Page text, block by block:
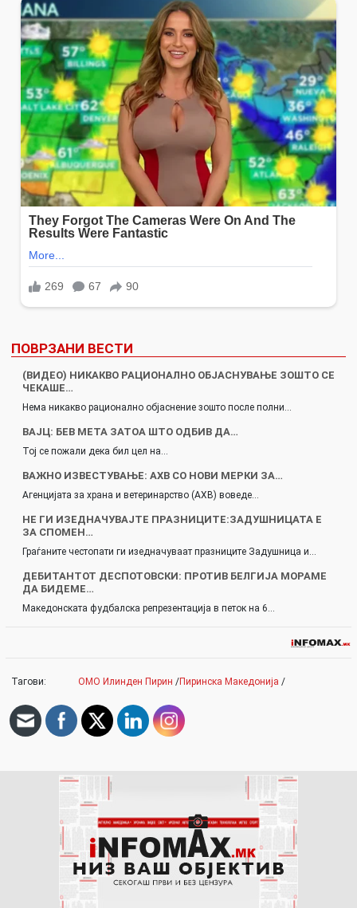
ПОВРЗАНИ ВЕСТИ
(ВИДЕО) НИКАКВО РАЦИОНАЛНО ОБЈАСНУВАЊЕ ЗОШТО СЕ
ЧЕКАШЕ…
Нема никакво рационално објаснение зошто после полни…
ВАЈЦ: БЕВ МЕТА ЗАТОА ШТО ОДБИВ ДА…
Тој се пожали дека бил цел на…
ВАЖНО ИЗВЕСТУВАЊЕ: АХВ СО НОВИ МЕРКИ ЗА…
Агенцијата за храна и ветеринарство (АХВ) воведе…
НЕ ГИ ИЗЕДНАЧУВАЈТЕ ПРАЗНИЦИТЕ:ЗАДУШНИЦАТА Е
ЗА СПОМЕН…
Граѓаните честопати ги изедначуваат празниците Задушница и…
ДЕБИТАНТОТ ДЕСПОТОВСКИ: ПРОТИВ БЕЛГИЈА МОРАМЕ
ДА БИДЕМЕ…
Македонската фудбалска репрезентација в петок на 6…
Тагови: ОМО Илинден Пирин /Пиринска Македонија /